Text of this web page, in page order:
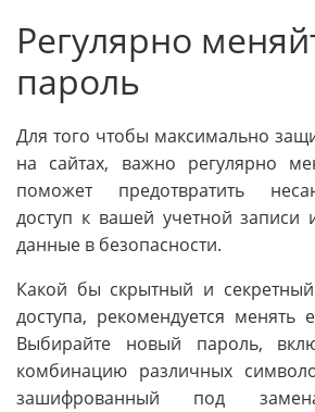
Регулярно
пароль
Для того чтобы максимально
на сайтах, важно регулярно
поможет предотвратить
доступ к вашей учетной записи
данные в безопасности.
Какой бы скрытный и
доступа, рекомендуется менять
Выбирайте новый пароль,
комбинацию различных
зашифрованный под